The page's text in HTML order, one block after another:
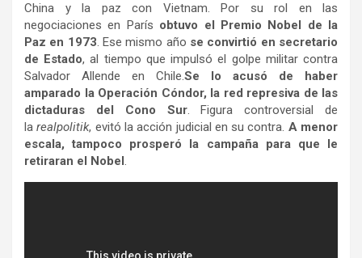
China y la paz con Vietnam. Por su rol en las
negociaciones en París obtuvo el Premio Nobel de la
Paz en 1973. Ese mismo año se convirtió en secretario
de Estado, al tiempo que impulsó el golpe militar contra
Salvador Allende en Chile.Se lo acusó de haber
amparado la Operación Cóndor, la red represiva de las
dictaduras del Cono Sur. Figura controversial de
larealpolitik, evitó la acción judicial en su contra. A menor
escala, tampoco prosperó la campaña para que le
retiraran el Nobel .